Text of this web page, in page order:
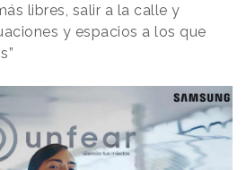
libres, salir a la calle y
y espacios a los que